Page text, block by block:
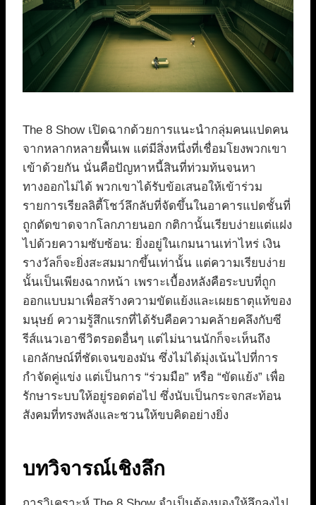
The 8 Show เปิดฉากด้วยการแนะนำกลุ่มคนแปดคน
จากหลากหลายพื้นเพ แต่มีสิ่งหนึ่งที่เชื่อมโยงพวกเขา
เข้าด้วยกัน นั่นคือปัญหาหนี้สินที่ท่วมท้นจนหา
ทางออกไม่ได้ พวกเขาได้รับข้อเสนอให้เข้าร่วม
รายการเรียลลิตี้โชว์ลึกลับที่จัดขึ้นในอาคารแปดชั้นที่
ถูกตัดขาดจากโลกภายนอก กติกานั้นเรียบง่ายแต่แฝง
ไปด้วยความซับซ้อน: ยิ่งอยู่ในเกมนานเท่าไหร่ เงิน
รางวัลก็จะยิ่งสะสมมากขึ้นเท่านั้น แต่ความเรียบง่าย
นั้นเป็นเพียงฉากหน้า เพราะเบื้องหลังคือระบบที่ถูก
ออกแบบมาเพื่อสร้างความขัดแย้งและเผยธาตุแท้ของ
มนุษย์ ความรู้สึกแรกที่ได้รับคือความคล้ายคลึงกับซี
รีส์แนวเอาชีวิตรอดอื่นๆ แต่ไม่นานนักก็จะเห็นถึง
เอกลักษณ์ที่ชัดเจนของมัน ซึ่งไม่ได้มุ่งเน้นไปที่การ
กำจัดคู่แข่ง แต่เป็นการ “ร่วมมือ” หรือ “ขัดแย้ง” เพื่อ
รักษาระบบให้อยู่รอดต่อไป ซึ่งนับเป็นกระจกสะท้อน
สังคมที่ทรงพลังและชวนให้ขบคิดอย่างยิ่ง
บทวิจารณ์เชิงลึก